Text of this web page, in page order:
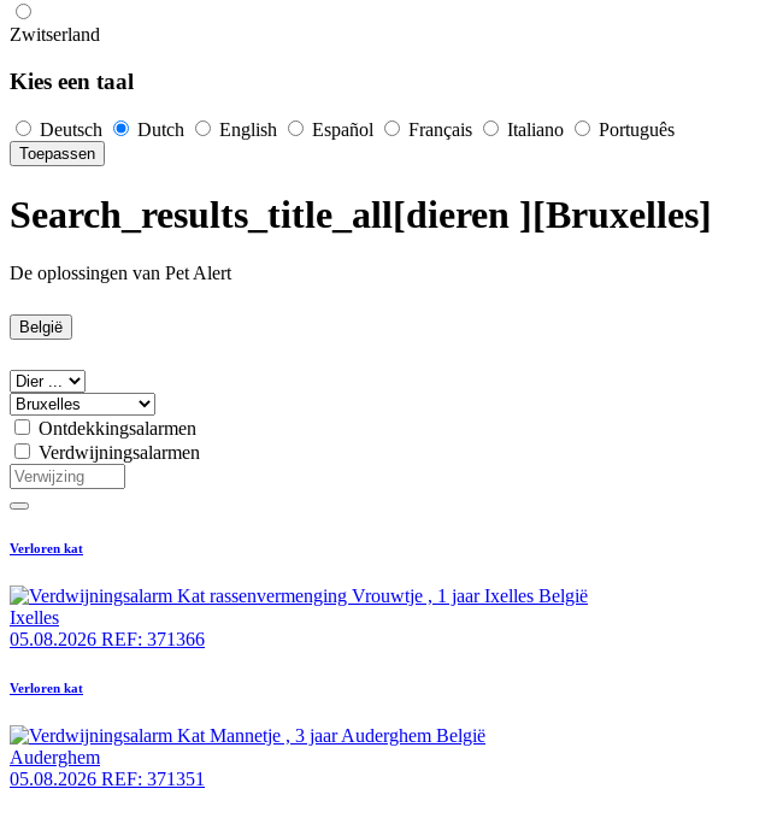
Zwitserland
Kies een taal
Deutsch Dutch English Español Français Italiano Português
Toepassen
Search_results_title_all[dieren ][Bruxelles]
De oplossingen van Pet Alert
België
Ontdekkingsalarmen
Verdwijningsalarmen
Verloren kat
Ixelles
05.08.2026 REF: 371366
Verloren kat
Auderghem
05.08.2026 REF: 371351